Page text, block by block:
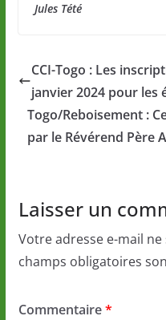
Jules Tété
CCI-Togo : Les
janvier 2024 pour les
Togo/Reboisement :
par le Révérend Père
Laisser un
Votre adresse e-mail
champs obligatoires
Commentaire*